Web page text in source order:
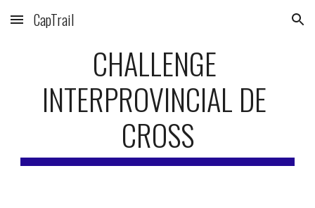
Skip to main content Skip to navigation
CapTrail
CHALLENGE
INTERPROVINCIAL DE
CROSS